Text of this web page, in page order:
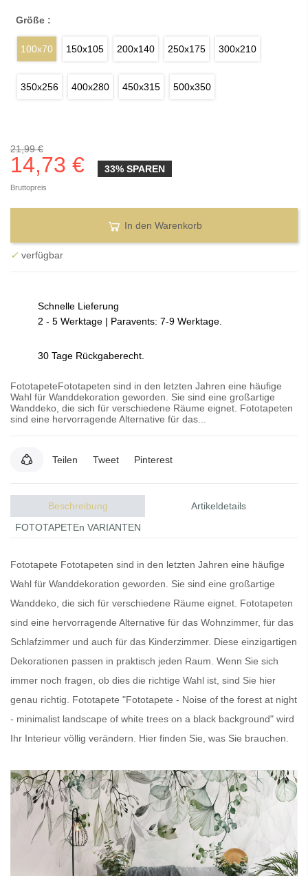
Größe :
100x70 150x105 200x140 250x175 300x210
350x256 400x280 450x315 500x350
21,99 €
14,73 € 33% SPAREN
Bruttopreis
In den Warenkorb
✓ verfügbar
Schnelle Lieferung
2 - 5 Werktage | Paravents: 7-9 Werktage.
30 Tage Rückgaberecht.
FototapeteFototapeten sind in den letzten Jahren eine häufige
Wahl für Wanddekoration geworden. Sie sind eine großartige
Wanddeko, die sich für verschiedene Räume eignet. Fototapeten
sind eine hervorragende Alternative für das...
Teilen Tweet Pinterest
Beschreibung
Artikeldetails
FOTOTAPETEn VARIANTEN
Fototapete Fototapeten sind in den letzten Jahren eine häufige
Wahl für Wanddekoration geworden. Sie sind eine großartige
Wanddeko, die sich für verschiedene Räume eignet. Fototapeten
sind eine hervorragende Alternative für das Wohnzimmer, für das
Schlafzimmer und auch für das Kinderzimmer. Diese einzigartigen
Dekorationen passen in praktisch jeden Raum. Wenn Sie sich
immer noch fragen, ob dies die richtige Wahl ist, sind Sie hier
genau richtig. Fototapete "Fototapete - Noise of the forest at night
- minimalist landscape of white trees on a black background" wird
Ihr Interieur völlig verändern. Hier finden Sie, was Sie brauchen.